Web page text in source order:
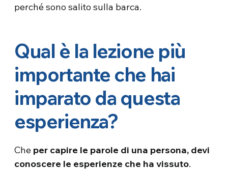
perché sono salito sulla barca.
Qual è la lezione più
importante che hai
imparato da questa
esperienza?
Che per capire le parole di una persona, devi
conoscere le esperienze che ha vissuto.